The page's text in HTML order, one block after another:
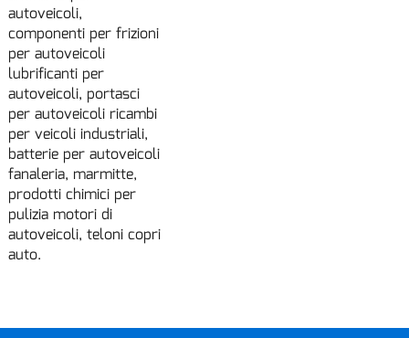
autoveicoli,
componenti per frizioni
per autoveicoli
lubrificanti per
autoveicoli, portasci
per autoveicoli ricambi
per veicoli industriali,
batterie per autoveicoli
fanaleria, marmitte,
prodotti chimici per
pulizia motori di
autoveicoli, teloni copri
auto.